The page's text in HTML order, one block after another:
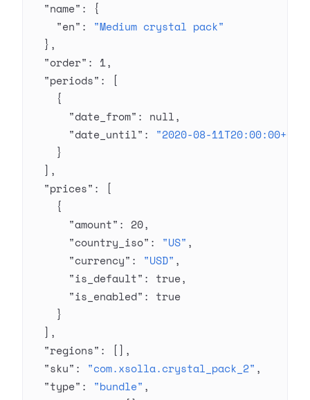
  "name"
: {
    "en"
: "Medium crystal pack"
  },
  "order"
: 1,
  "periods"
: [
    {
      "date_from"
: null,
      "date_until"
: "2020-08-
    }
  ],
  "prices"
: [
    {
      "amount"
: 20,
      "country_iso"
: "US" ,
      "currency"
: "USD" ,
      "is_default"
: true,
      "is_enabled"
: true
    }
  ],
  "regions"
: [],
  "sku"
: "com.xsolla.crystal_pack_2" ,
  "type"
: "bundle" ,